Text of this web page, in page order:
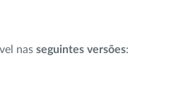
nas seguintes versões: